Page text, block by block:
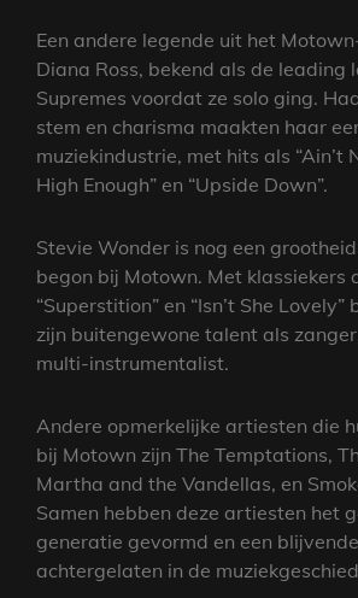
Een andere legende uit het
Diana Ross, bekend als de leading
Supremes voordat ze solo ging.
stem en charisma maakten haar
muziekindustrie, met hits als “Ain’t
High Enough” en “Upside Down”.
Stevie Wonder is nog een
begon bij Motown. Met klassiekers
“Superstition” en “Isn’t She
zijn buitengewone talent als
multi-instrumentalist.
Andere opmerkelijke artiesten die
bij Motown zijn The Temptations,
Martha and the Vandellas, en
Samen hebben deze artiesten het
generatie gevormd en een
achtergelaten in de